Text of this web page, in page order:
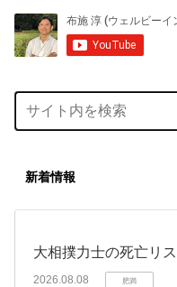
新着情報
大相撲力士の死亡リ
2026.08.08 肥満